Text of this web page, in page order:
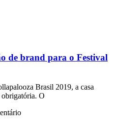
de brand para o Festival
Brasil 2019, a casa
O